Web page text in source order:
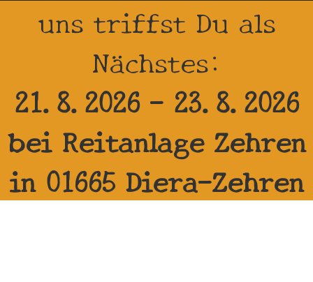
uns triffst Du als
Nächstes:
21.8.2026 - 23.8.2026
bei Reitanlage Zehren
in 01665 Diera-Zehren